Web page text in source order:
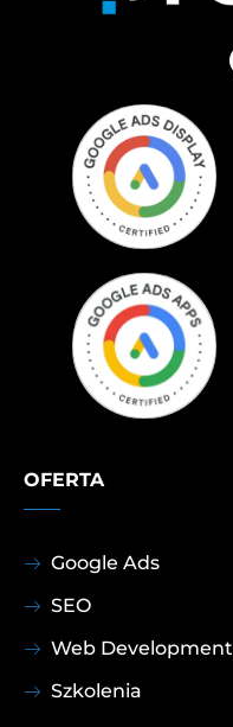
OFERTA
Google Ads
SEO
Web Development
Szkolenia